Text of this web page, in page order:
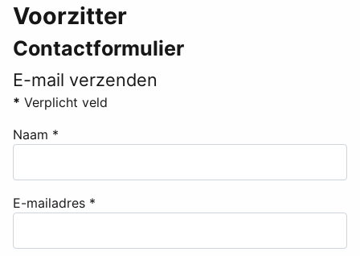
Voorzitter
Contactformulier
E-mail verzenden
* Verplicht veld
Naam *
E-mailadres *